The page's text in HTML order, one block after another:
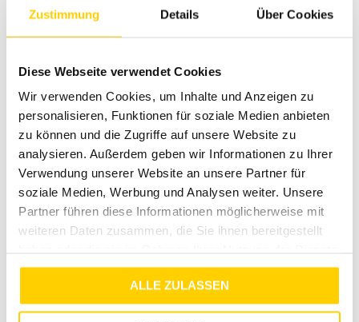
Zustimmung Details Über Cookies
Diese Webseite verwendet Cookies
Wir verwenden Cookies, um Inhalte und Anzeigen zu
personalisieren, Funktionen für soziale Medien anbieten
zu können und die Zugriffe auf unsere Website zu
analysieren. Außerdem geben wir Informationen zu Ihrer
Verwendung unserer Website an unsere Partner für
soziale Medien, Werbung und Analysen weiter. Unsere
Partner führen diese Informationen möglicherweise mit
weiteren Daten zusammen, die Sie ihnen bereitgestellt
gesammelt haben.
ALLE ZULASSEN
Über Tara-M
Tara-M steht für hochwertige Mode und exzellenten
Auswahl an modischen Essentials, die deinen individuellen
Stil unterstreichen. Mit zahlreichen Filialen in deiner Nähe
bieten wir dir die Möglichkeit, unsere Produkte hautnah zu
erleben und dich von unseren Experten persönlich beraten
zu lassen. Vertraue auf Tara-M für stilbewusste und
langlebige Kleidungsstücke!
MARKENINFORMATIONEN